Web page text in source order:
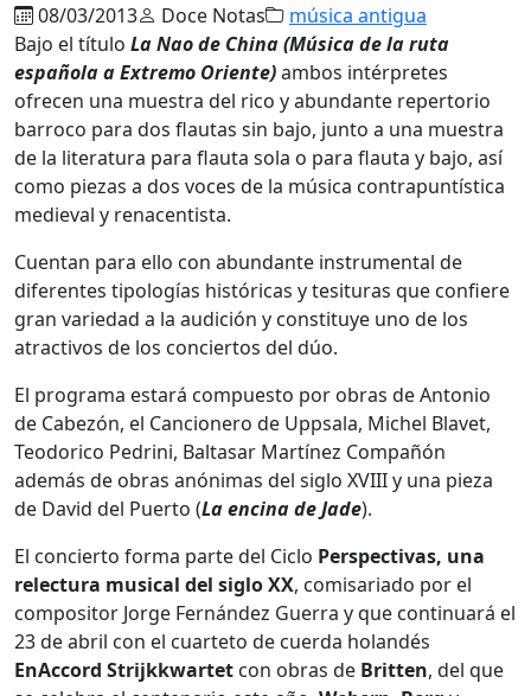
08/03/2013 Doce Notas
música antigua
Bajo el título La Nao de China (Música de la ruta
española a Extremo Oriente)ambos intérpretes
ofrecen una muestra del rico y abundante repertorio
barroco para dos flautas sin bajo, junto a una muestra
de la literatura para flauta sola o para flauta y bajo, así
como piezas a dos voces de la música contrapuntística
medieval y renacentista.
Cuentan para ello con abundante instrumental de
diferentes tipologías históricas y tesituras que confiere
gran variedad a la audición y constituye uno de los
atractivos de los conciertos del dúo.
El programa estará compuesto por obras de Antonio
de Cabezón, el Cancionero de Uppsala, Michel Blavet,
Teodorico Pedrini, Baltasar Martínez Compañón
además de obras anónimas del siglo XVIII y una pieza
de David del Puerto (La encina de Jade).
El concierto forma parte del Ciclo Perspectivas, una
relectura musical del siglo XX, comisariado por el
compositor Jorge Fernández Guerra y que continuará el
23 de abril con el cuarteto de cuerda holandés
EnAccord Strijkkwartet con obras de Britten, del que